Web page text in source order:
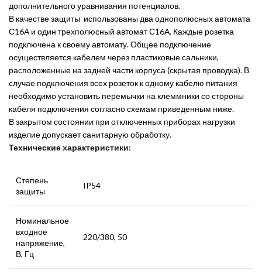
дополнительного уравнивания потенциалов.
В качестве защиты использованы два однополюсных автомата
С16А и один трехполюсный автомат С16А. Каждые розетка
подключена к своему автомату. Общее подключение
осуществляется кабелем через пластиковые сальники,
расположенные на задней части корпуса (скрытая проводка). В
случае подключения всех розеток к одному кабелю питания
необходимо установить перемычки на клеммники со стороны
кабеля подключения согласно схемам приведенным ниже.
В закрытом состоянии при отключенных приборах нагрузки
изделие допускает санитарную обработку.
Технические характеристики:
Степень
защиты
IP54
Номинальное
входное
напряжение,
В, Гц
220/380, 50